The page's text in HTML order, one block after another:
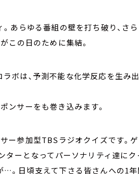
。あらゆる番組の壁を打ち破り、さ
この日のために集結。
ボは、予測不能な化学反応を生み
ンサーをも巻き込みます。
ー参加型TBSラジオクイズです。
ターとなってパーソナリティ達にク
。日頃支えて下さる皆さんへの1年